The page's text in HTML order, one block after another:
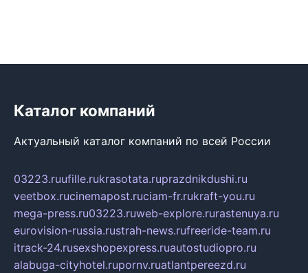
Каталог компаний
Актуальный каталог компаний по всей России
03223.ruufille.rukrasotata.ruprazdnikdushi.ru
veetbox.rucinemapost.ruciam-fr.rukraft-you.ru
mega-press.ru03223.ruweb-explore.rurastenuya.ru
eurovision-russia.rustrah-news.rufreeride-team.ru
itrack-24.rusexshopexpress.ruautostudiopro.ru
alabuga-cityhotel.rupornv.ruatlantpereezd.ru